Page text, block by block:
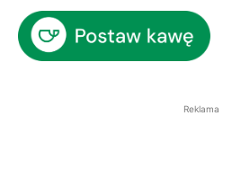
Reklama